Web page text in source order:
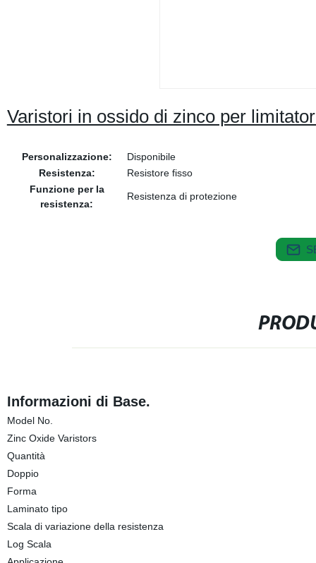
Varistori in ossido di zinco per
Personalizzazione:
Disponibile
Resistenza:
Resistore fisso
Funzione per la
resistenza:
Resistenza di protezione
Informazioni di Base.
Model No.
Zinc Oxide Varistors
Quantità
Doppio
Forma
Laminato tipo
Scala di variazione della resistenza
Log Scala